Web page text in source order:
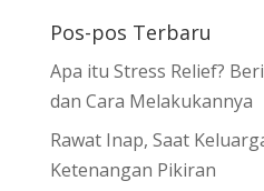
Pos-pos Terbaru
Apa itu Stress Relief?
dan Cara Melakukannya
Rawat Inap, Saat
Ketenangan Pikiran